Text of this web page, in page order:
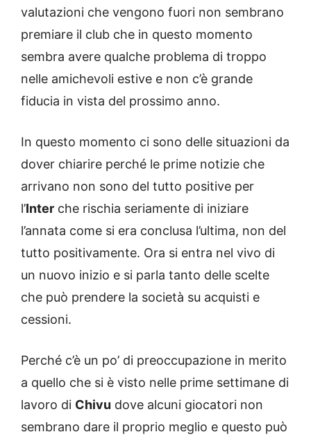
valutazioni che vengono fuori non sembrano
premiare il club che in questo momento
sembra avere qualche problema di troppo
nelle amichevoli estive e non c’è grande
fiducia in vista del prossimo anno.
In questo momento ci sono delle situazioni da
dover chiarire perché le prime notizie che
arrivano non sono del tutto positive per
l’Inter che rischia seriamente di iniziare
l’annata come si era conclusa l’ultima, non del
tutto positivamente. Ora si entra nel vivo di
un nuovo inizio e si parla tanto delle scelte
che può prendere la società su acquisti e
cessioni.
Perché c’è un po’ di preoccupazione in merito
a quello che si è visto nelle prime settimane di
lavoro di Chivu dove alcuni giocatori non
sembrano dare il proprio meglio e questo può